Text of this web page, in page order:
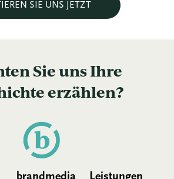
SIE UNS JETZT
Sie uns Ihre
erzählen?